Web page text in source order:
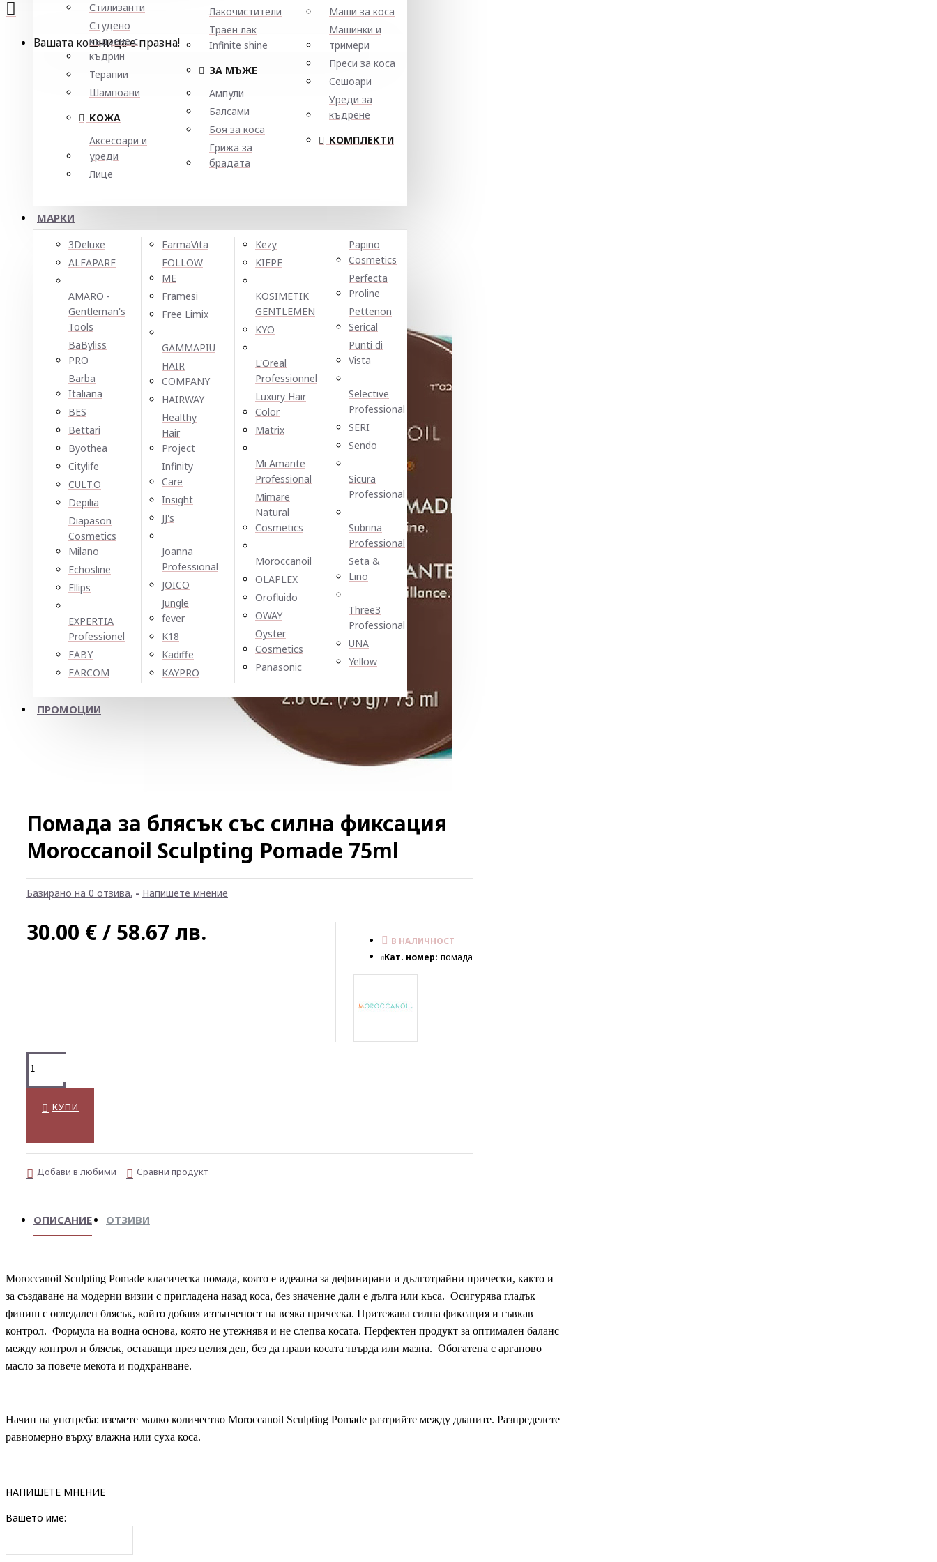
Стилизанти
Студено
къдрене с
къдрин
Терапии
Шампоани
КОЖА
Аксесоари и
уреди
Лице
Лакочистители
Траен лак
Infinite shine
ЗА МЪЖЕ
Ампули
Балсами
Боя за коса
Грижа за
брадата
Маши за коса
Машинки и
тримери
Преси за коса
Сешоари
Уреди за
къдрене
КОМПЛЕКТИ
МАРКИ
3Deluxe
ALFAPARF
AMARO -
Gentleman's
Tools
BaByliss
PRO
Barba
Italiana
BES
Bettari
Byothea
Citylife
CULT.O
Depilia
Diapason
Cosmetics
Milano
Echosline
Ellірѕ
EXPERTIA
Professionel
FABY
FARCOM
FarmaVita
FOLLOW
ME
Framesi
Free Limix
GAMMAPIU
HAIR
COMPANY
HAIRWAY
Healthy
Hair
Project
Infinity
Care
Insight
JJ's
Joanna
Professional
JOICO
Jungle
fever
K18
Kadiffe
KAYPRO
Kezy
KIEPE
KOSIMETIK
GENTLEMEN
KYO
L'Oreal
Professionnel
Luxury Hair
Color
Matrix
Mi Amante
Professional
Mimare
Natural
Cosmetics
Moroccanoil
OLAPLEX
Orofluido
OWAY
Oyster
Cosmetics
Panasonic
Papino
Cosmetics
Perfecta
Proline
Pettenon
Serical
Punti di
Vista
Selective
Professional
SERI
Sendo
Sicura
Professional
Subrina
Professional
Seta &
Lino
Three3
Professional
UNA
Yellow
ПРОМОЦИИ
Вашата кошница е празна!
Помада за блясък със силна фиксация
Moroccanoil Sculpting Pomade 75ml
Базирано на 0 отзива. - Напишете мнение
30.00 € / 58.67 лв.
В НАЛИЧНОСТ
Кат. номер: помада
КУПИ
Добави в любими Сравни продукт
ОПИСАНИЕ ОТЗИВИ
Moroccanoil Sculpting Pomadе класическа помада, която е идеална за дефинирани и дълготрайни прически, както и
за създаване на модерни визии с пригладена назад коса, без значение дали е дълга или къса. Осигурява гладък
финиш с огледален блясък, който добавя изтънченост на всяка прическа. Притежава силна фиксация и гъвкав
контрол. Формула на водна основа, която не утежнявя и не слепва косата. Перфектен продукт за оптимален баланс
между контрол и блясък, оставащи през целия ден, без да прави косата твърда или мазна. Обогатена с арганово
масло за повече мекота и подхранване.
Начин на употреба: вземете малко количество Moroccanoil Sculpting Pomade разтрийте между дланите. Разпределете
равномерно върху влажна или суха коса.
НАПИШЕТЕ МНЕНИЕ
Вашето име: